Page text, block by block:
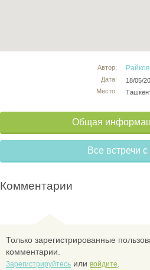
Автор:
Дата:
Место:
18/05/
Общая
Все встречи
Комментарии
Только зарегистрированные
комментарии.
Зарегистрируйтесь или войдите